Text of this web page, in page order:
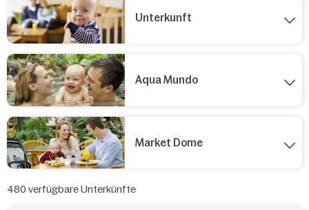
Unterkunft
Aqua Mundo
Market Dome
480 verfügbare Unterkünfte